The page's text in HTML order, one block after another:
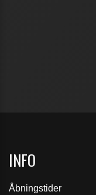
INFO
Åbningstider